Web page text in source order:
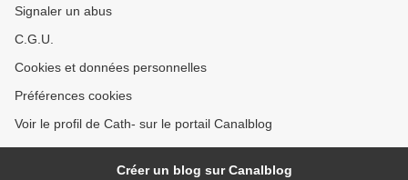
Signaler un abus
C.G.U.
Cookies et données personnelles
Préférences cookies
Voir le profil de Cath- sur le portail Canalblog
Créer un blog sur Canalblog